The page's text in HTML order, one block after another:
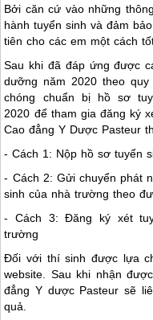
Bởi căn cứ vào những
hành tuyển sinh và đảm
tiên cho các em một cách
Sau khi đã đáp ứng được
dưỡng năm 2020 theo
chóng chuẩn bị hồ sơ
2020 để tham gia đăng ký
Cao đẳng Y Dược Pasteur
- Cách 1: Nộp hồ sơ tuyển
- Cách 2: Gửi chuyển phát
sinh của nhà trường theo
- Cách 3: Đăng ký xét
trường
Đối với thí sinh được lựa
website. Sau khi nhận
đẳng Y dược Pasteur sẽ
quả.